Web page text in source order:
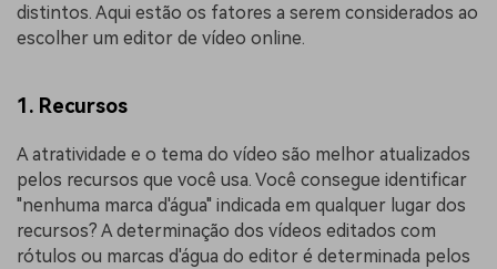
distintos. Aqui estão os fatores a serem considerados ao
escolher um editor de vídeo online.
1. Recursos
A atratividade e o tema do vídeo são melhor atualizados
pelos recursos que você usa. Você consegue identificar
"nenhuma marca d'água" indicada em qualquer lugar dos
recursos? A determinação dos vídeos editados com
rótulos ou marcas d'água do editor é determinada pelos